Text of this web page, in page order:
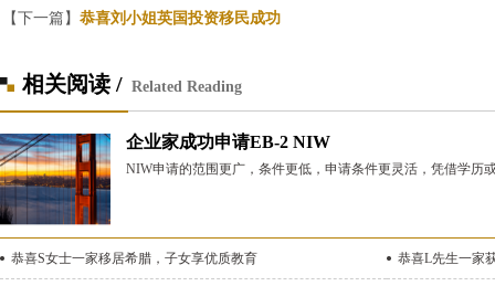
【下一篇】 恭喜刘小姐英国投资移民成功
相关阅读 / Related Reading
企业家成功申请EB-2 NIW
NIW申请的范围更广，条件更低，申请条件更灵活，凭借学历
恭喜S女士一家移居希腊，子女享优质教育 恭喜L先生一家